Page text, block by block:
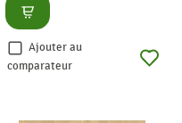
Consulter
Ajouter au
comparateur